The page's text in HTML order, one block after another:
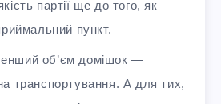
партії ще до того, як
пункт.
об’єм домішок —
транспортування. А для тих,